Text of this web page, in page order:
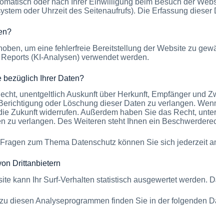
oder Uhrzeit des Seitenaufrufs). Die Erfassung
um eine fehlerfreie Bereitstellung der Website zu
(KI-Analysen) verwendet werden.
bezüglich Ihrer Daten?
unentgeltlich Auskunft über Herkunft, Empfänger und
oder Löschung dieser Daten zu verlangen.
Zukunft widerrufen. Außerdem haben Sie das Recht,
zu verlangen. Des Weiteren steht Ihnen ein
zum Thema Datenschutz können Sie sich jederzeit
Dritt­anbietern
kann Ihr Surf-Verhalten statistisch ausgewertet werden.
diesen Analyseprogrammen finden Sie in der folgenden